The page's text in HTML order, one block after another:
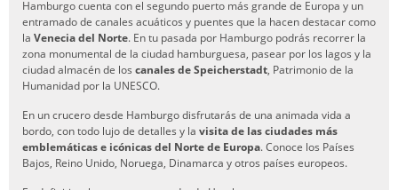
Hamburgo cuenta con el segundo puerto más grande de Europa y un
entramado de canales acuáticos y puentes que la hacen destacar como
la Venecia del Norte. En tu pasada por Hamburgo podrás recorrer la
zona monumental de la ciudad hamburguesa, pasear por los lagos y la
ciudad almacén de los canales de Speicherstadt, Patrimonio de la
Humanidad por la UNESCO.
En un crucero desde Hamburgo disfrutarás de una animada vida a
bordo, con todo lujo de detalles y la visita de las ciudades más
emblemáticas e icónicas del Norte de Europa. Conoce los Países
Bajos, Reino Unido, Noruega, Dinamarca y otros países europeos.